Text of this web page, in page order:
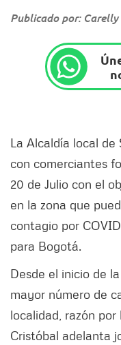
Publicado por: Carelly
La Alcaldía local
con comerciantes
20 de Julio con el
en la zona que
contagio por
para Bogotá.
Desde el inicio de
mayor número de
localidad, razón
Cristóbal adelanta